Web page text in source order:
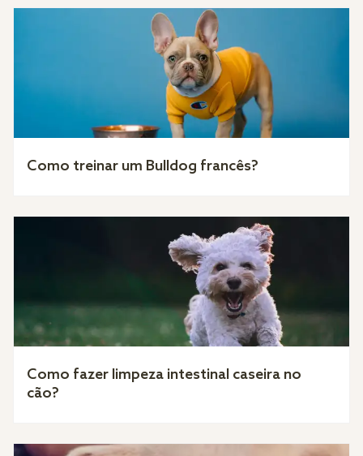
Como treinar um Bulldog francês?
Como fazer limpeza intestinal caseira no
cão?